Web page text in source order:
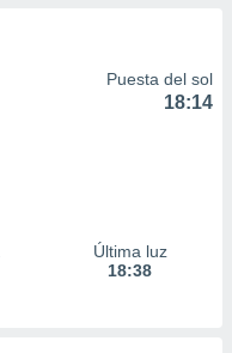
Puesta del sol
18:14
Última luz
18:38